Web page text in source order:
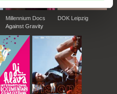
Millennium Docs
Against Gravity
DOK Leipzig